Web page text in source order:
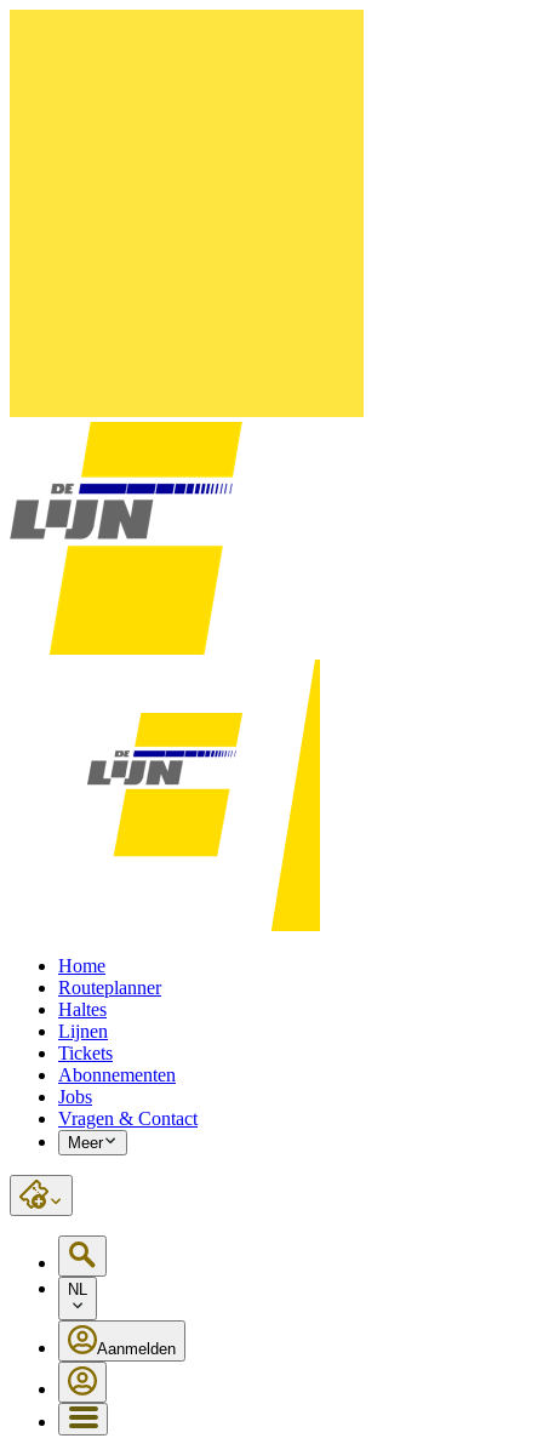
Home
Routeplanner
Haltes
Lijnen
Tickets
Abonnementen
Jobs
Vragen & Contact
Meer
NL
Aanmelden